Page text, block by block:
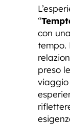
“
con
tempo.
preso
viaggio